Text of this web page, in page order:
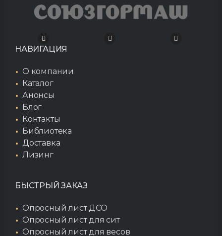
НАВИГАЦИЯ
О компании
Каталог
Анонсы
Блог
Контакты
Библиотека
Доставка
Лизинг
БЫСТРЫЙ ЗАКАЗ
Опросный лист ДСО
Опросный лист для сит
Опросный лист для весов